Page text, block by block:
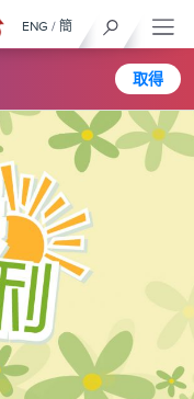
取得
ENG / 簡